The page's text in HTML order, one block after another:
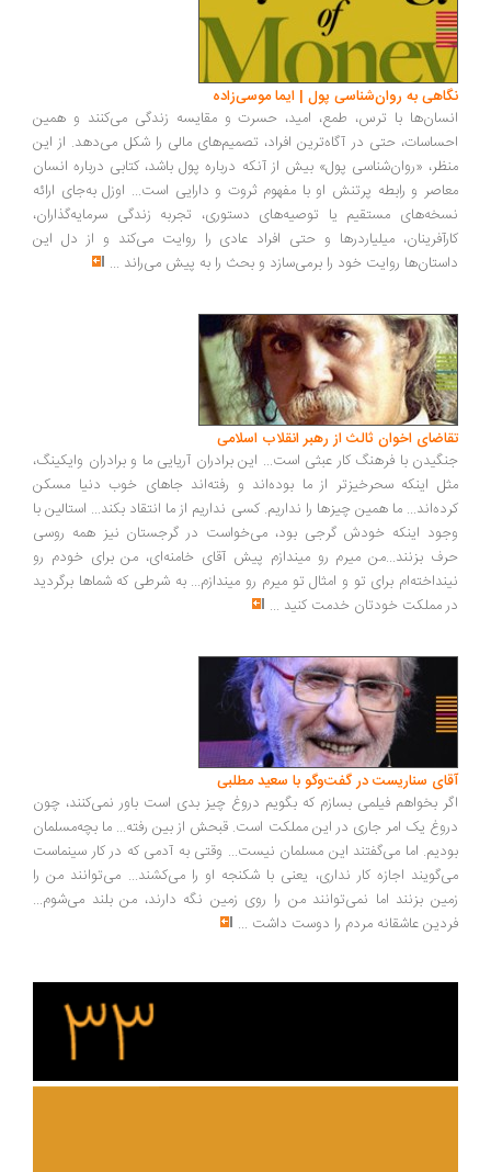
به روان‌شناسی پول | ایما موسی‌زاده
با ترس، طمع، امید، حسرت و مقایسه زندگی می‌کنند و همین
حتی در آگاه‌ترین افراد، تصمیم‌های مالی را شکل می‌دهد. از این
«روان‌شناسی پول» بیش از آنکه درباره پول باشد، کتابی درباره انسان
و رابطه پرتنش او با مفهوم ثروت و دارایی است... اوزل به‌جای ارائه
مستقیم یا توصیه‌های دستوری، تجربه زندگی سرمایه‌گذاران،
میلیاردرها و حتی افراد عادی را روایت می‌کند و از دل این
روایت خود را برمی‌سازد و بحث را به پیش می‌راند...
اخوان ثالث از رهبر انقلاب اسلامی
با فرهنگ کار عبثی است... این برادران آریایی ما و برادران وایکینگ،
اینکه سحرخیزتر از ما بوده‌اند و رفته‌اند جاهای خوب دنیا مسکن
ما همین چیزها را نداریم. کسی نداریم از ما انتقاد بکند... استالین با
اینکه خودش گرجی بود، می‌خواست در گرجستان نیز همه روسی
بزنند...من میرم رو میندازم پیش آقای خامنه‌ای، من برای خودم رو
برای تو و امثال تو میرم رو میندازم... به شرطی که شماها برگردید
مملکت خودتان خدمت کنید...
سناریست در گفت‌وگو با سعید مطلبی
بخواهم فیلمی بسازم که بگویم دروغ چیز بدی است باور نمی‌کنند، چون
یک امر جاری در این مملکت است. قبحش از بین رفته... ما بچه‌مسلمان
اما می‌گفتند این مسلمان نیست... وقتی به آدمی که در کار سینماست
اجازه کار نداری، یعنی با شکنجه او را می‌کشند... می‌توانند من را
بزنند اما نمی‌توانند من را روی زمین نگه دارند، من بلند می‌شوم...
عاشقانه مردم را دوست داشت ...